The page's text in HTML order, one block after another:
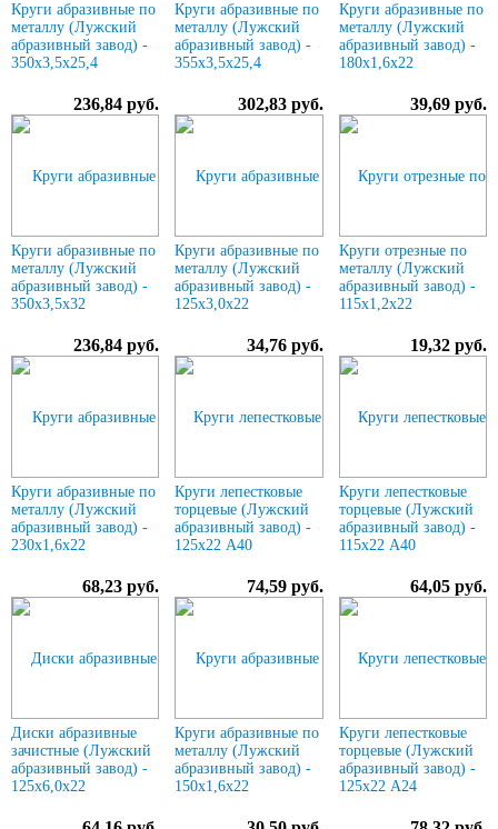
Круги абразивные по
металлу (Лужский
абразивный завод) -
350х3,5х25,4
236,84 руб.
Круги абразивные по
металлу (Лужский
абразивный завод) -
355х3,5х25,4
302,83 руб.
Круги абразивные по
металлу (Лужский
абразивный завод) -
180х1,6х22
39,69 руб.
Круги абразивные по
металлу (Лужский
абразивный завод) -
350х3,5х32
236,84 руб.
Круги абразивные по
металлу (Лужский
абразивный завод) -
125х3,0х22
34,76 руб.
Круги отрезные по
металлу (Лужский
абразивный завод) -
115х1,2х22
19,32 руб.
Круги абразивные по
металлу (Лужский
абразивный завод) -
230х1,6х22
68,23 руб.
Круги лепестковые
торцевые (Лужский
абразивный завод) -
125х22 А40
74,59 руб.
Круги лепестковые
торцевые (Лужский
абразивный завод) -
115х22 А40
64,05 руб.
Диски абразивные
зачистные (Лужский
абразивный завод) -
125х6,0х22
Круги абразивные по
металлу (Лужский
абразивный завод) -
150х1,6х22
Круги лепестковые
торцевые (Лужский
абразивный завод) -
125х22 А24